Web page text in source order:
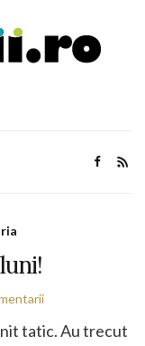
tatic. Au trecut